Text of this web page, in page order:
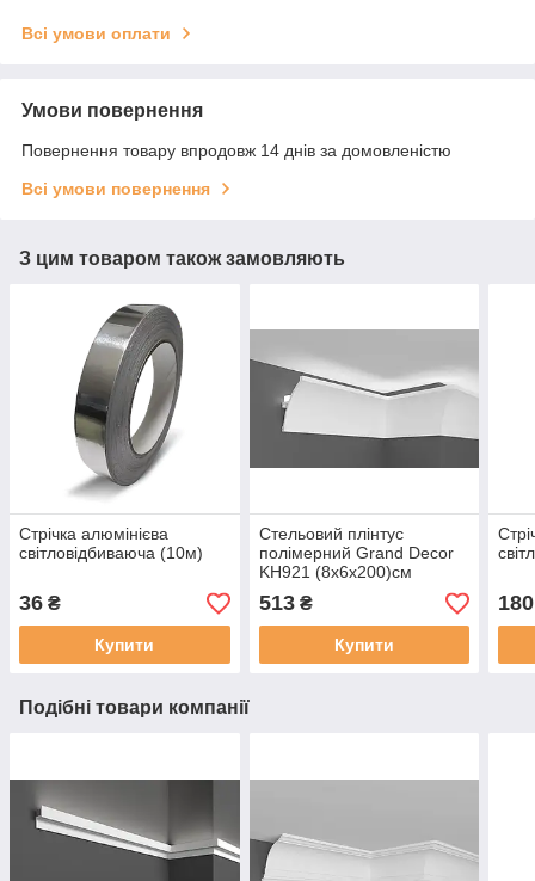
Всі умови оплати
Умови повернення
Повернення товару впродовж 14 днів за домовленістю
Всі умови повернення
З цим товаром також замовляють
Стрічка алюмінієва
світловідбиваюча (10м)
36 ₴
Купити
Стельовий плінтус
полімерний Grand Decor
KH921 (8х6х200)см
513₴
Купити
180
Подібні товари компанії